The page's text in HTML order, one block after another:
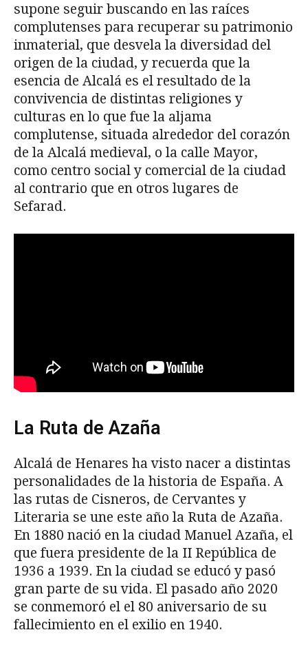
supone seguir buscando en las raíces
complutenses para recuperar su patrimonio
inmaterial, que desvela la diversidad del
origen de la ciudad, y recuerda que la
esencia de Alcalá es el resultado de la
convivencia de distintas religiones y
culturas en lo que fue la aljama
complutense, situada alrededor del corazón
de la Alcalá medieval, o la calle Mayor,
como centro social y comercial de la ciudad
al contrario que en otros lugares de
Sefarad.
La Ruta de Azaña
Alcalá de Henares ha visto nacer a distintas
personalidades de la historia de España. A
las rutas de Cisneros, de Cervantes y
Literaria se une este año la Ruta de Azaña.
En 1880 nació en la ciudad Manuel Azaña, el
que fuera presidente de la II República de
1936 a 1939. En la ciudad se educó y pasó
gran parte de su vida. El pasado año 2020
se conmemoró el el 80 aniversario de su
fallecimiento en el exilio en 1940.